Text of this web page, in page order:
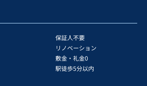
保証人不要
リノベーション
敷金・礼金0
駅徒歩5分以内